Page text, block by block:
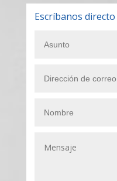
Escríbanos